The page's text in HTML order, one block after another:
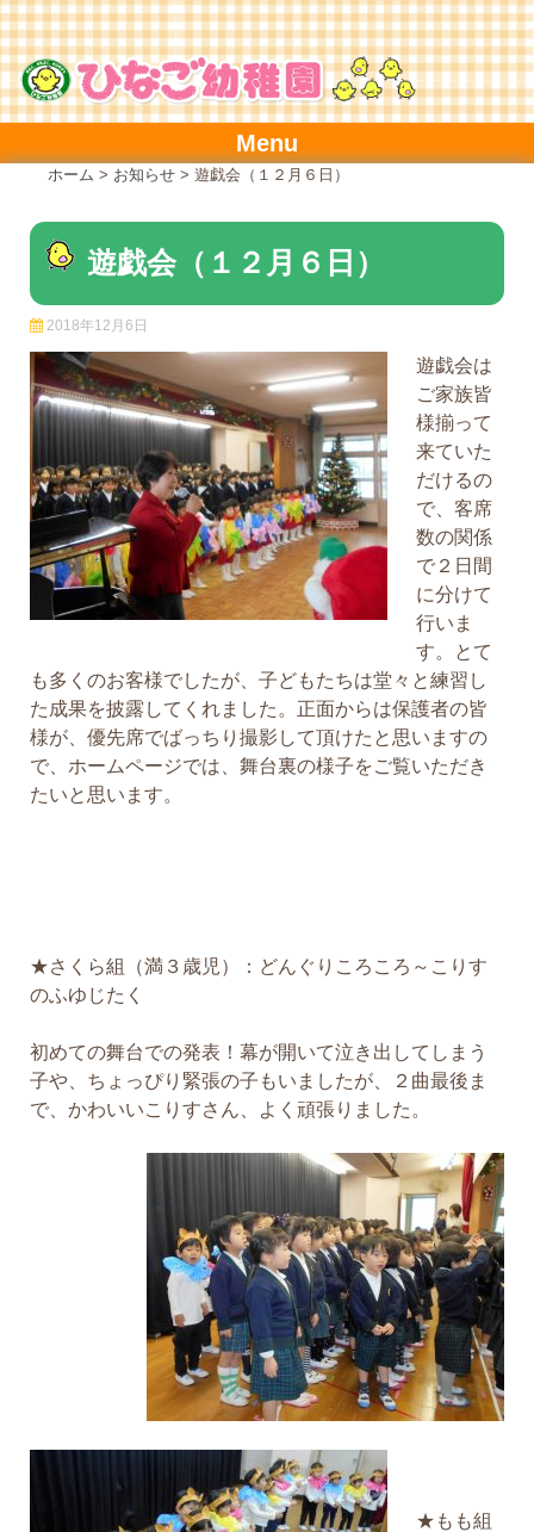
Skip
to
content
Menu
ホーム > お知らせ > 遊戯会（１２月６日）
遊戯会（１２月６日）
2018年12月6日
遊戯会は
ご家族皆
様揃って
来ていた
だけるの
で、客席
数の関係
で２日間
に分けて
行いま
す。とて
も多くのお客様でしたが、子どもたちは堂々と練習し
た成果を披露してくれました。正面からは保護者の皆
様が、優先席でばっちり撮影して頂けたと思いますの
で、ホームページでは、舞台裏の様子をご覧いただき
たいと思います。
★さくら組（満３歳児）：どんぐりころころ～こりす
のふゆじたく
初めての舞台での発表！幕が開いて泣き出してしまう
子や、ちょっぴり緊張の子もいましたが、２曲最後ま
で、かわいいこりすさん、よく頑張りました。
★もも組